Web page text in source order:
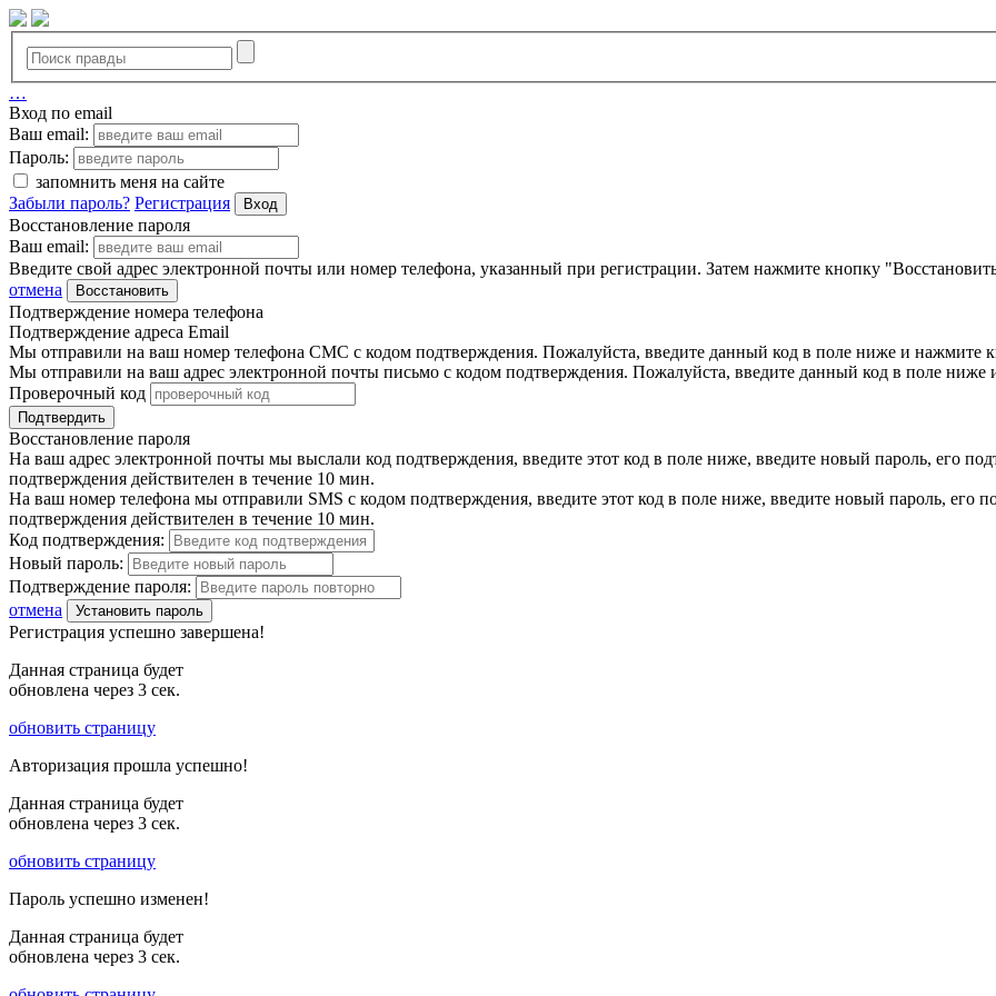
…
Вход по email
Ваш email:
Пароль:
запомнить меня на сайте
Забыли пароль? Регистрация Вход
Восстановление пароля
Ваш email:
Введите свой адрес электронной почты или номер телефона, указанный при регистрации. Затем нажмите кнопку
отмена
Восстановить
Подтверждение номера телефона
Подтверждение адреса Email
Мы отправили на ваш номер телефона СМС с кодом подтверждения. Пожалуйста, введите данный код в поле ниже и нажмите
Мы отправили на ваш адрес электронной почты письмо с кодом подтверждения. Пожалуйста, введите данный код в поле ниже
Проверочный код
Подтвердить
Восстановление пароля
На ваш адрес электронной почты мы выслали код подтверждения, введите этот код в поле ниже, введите новый пароль, его
подтверждения действителен в течение 10 мин.
На ваш номер телефона мы отправили SMS с кодом подтверждения, введите этот код в поле ниже, введите новый пароль, его
подтверждения действителен в течение 10 мин.
Код подтверждения:
Новый пароль:
Подтверждение пароля:
отмена
Установить пароль
Регистрация успешно завершена!
Данная страница будет
обновлена через 3 сек.
обновить страницу
Авторизация прошла успешно!
Данная страница будет
обновлена через 3 сек.
обновить страницу
Пароль успешно изменен!
Данная страница будет
обновлена через 3 сек.